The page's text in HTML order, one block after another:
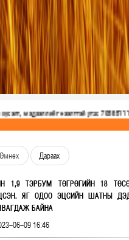
нээлттэй утас 70585111 дугаар авч
Өмнөх Дараах
1,9 ТЭРБУМ ТӨГРӨГИЙН 18
ЯГ ОДОО ЭЦСИЙН ШАТНЫ
БАЙНА
батлагдсан дэд хорооны
06-09 16:46